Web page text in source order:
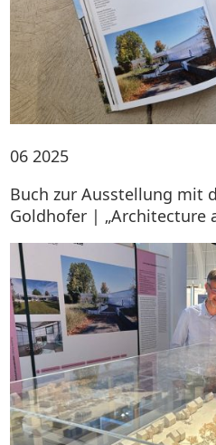
06 2025
Buch zur Ausstellung mit
Goldhofer | „Architecture